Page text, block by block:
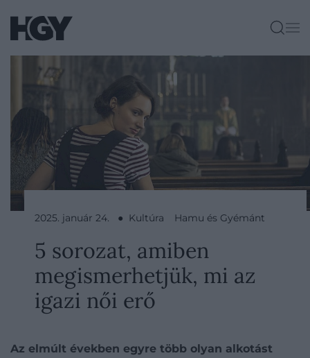
2025. január 24. ● Kultúra Hamu és Gyémánt
5 sorozat, amiben
megismerhetjük, mi az
igazi női erő
Az elmúlt években egyre több olyan alkotást